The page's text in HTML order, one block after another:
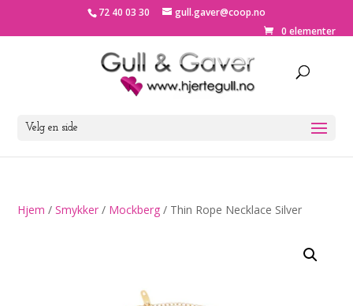
72 40 03 30
gull.gaver@coop.no
0 elementer
Velg en side
Hjem /Smykker / Mockberg / Thin Rope Necklace Silver